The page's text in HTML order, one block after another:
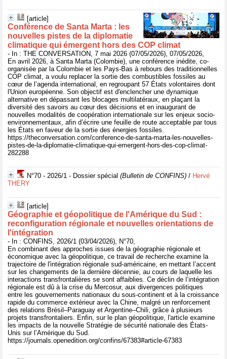
[article]
Conférence de Santa Marta : les
nouvelles pistes de la diplomatie
climatique qui émergent hors des COP climat
- In : THE CONVERSATION, 7 mai 2026 (07/05/2026), 07/05/2026,
En avril 2026, à Santa Marta (Colombie), une conférence inédite, co-
organisée par la Colombie et les Pays-Bas à rebours des traditionnelles
COP climat, a voulu replacer la sortie des combustibles fossiles au
cœur de l’agenda international, en regroupant 57 États volontaires dont
l'Union européenne. Son objectif est d'enclencher une dynamique
alternative en dépassant les blocages multilatéraux, en plaçant la
diversité des savoirs au cœur des décisions et en inaugurant de
nouvelles modalités de coopération internationale sur les enjeux socio-
environnementaux, afin d’écrire une feuille de route acceptable par tous
les États en faveur de la sortie des énergies fossiles.
https://theconversation.com/conference-de-santa-marta-les-nouvelles-
pistes-de-la-diplomatie-climatique-qui-emergent-hors-des-cop-climat-
282288
N°70 - 2026/1 - Dossier spécial (Bulletin de CONFINS) / Hervé
THERY
[article]
Géographie et géopolitique de l'Amérique du Sud :
reconfiguration régionale et nouvelles orientations de
l'intégration
- In : CONFINS, 2026/1 (03/04/2026), N°70,
En combinant des approches issues de la géographie régionale et
économique avec la géopolitique, ce travail de recherche examine la
trajectoire de l'intégration régionale sud-américaine, en mettant l’accent
sur les changements de la dernière décennie, au cours de laquelle les
interactions transfrontalières se sont affaiblies. Ce déclin de l’intégration
régionale est dû à la crise du Mercosur, aux divergences politiques
entre les gouvernements nationaux du sous-continent et à la croissance
rapide du commerce extérieur avec la Chine, malgré un renforcement
des relations Brésil–Paraguay et Argentine–Chili, grâce à plusieurs
projets transfrontaliers. Enfin, sur le plan géopolitique, l'article examine
les impacts de la nouvelle Stratégie de sécurité nationale des États-
Unis sur l’Amérique du Sud.
https://journals.openedition.org/confins/67383#article-67383